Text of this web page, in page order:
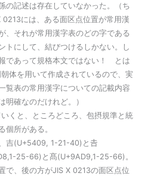
の記述は存在していなかった。（ち
0213には、ある面区点位置が常用漢
、それが常用漢字表のどの字である
トにして、結びつけるしかない。し
であって規格本文ではない！ とは
体を用いて作成されているので、実
覧表の常用漢字についての記載内容
明確なのだけれど。）
くと、ところどころ、包摂規準と統
個所がある。
吉(U+5409, 1-21-40)と𠮷
25-66)と髙(U+9AD9,1-25-66)。
で、後の方がJIS X 0213の面区点位